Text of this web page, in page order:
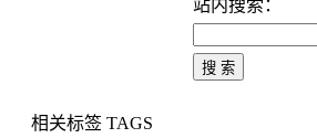
站内搜索：
相关标签 TAGS